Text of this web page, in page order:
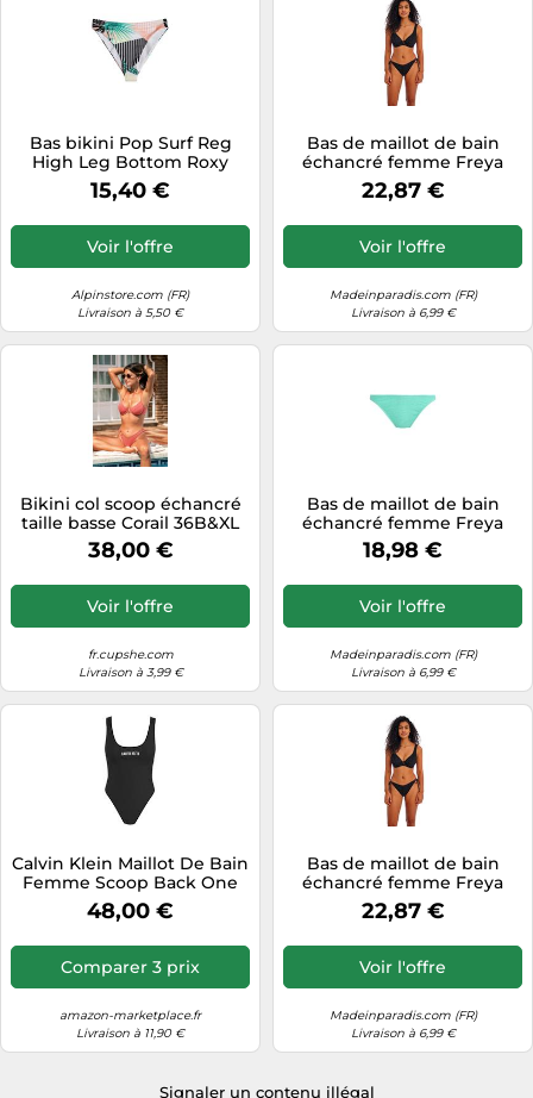
Bas bikini Pop Surf Reg
High Leg Bottom Roxy
(True Black Crazy Vic) XS
15,40 €
Voir l'offre
Alpinstore.com (FR)
Livraison à 5,50 €
Bas de maillot de bain
échancré femme Freya
Nomad Nights Noir XL
22,87 €
Voir l'offre
Madeinparadis.com (FR)
Livraison à 6,99 €
Bikini col scoop échancré
taille basse Corail 36B&XL
38,00 €
Voir l'offre
fr.cupshe.com
Livraison à 3,99 €
Bas de maillot de bain
échancré femme Freya
Ibiza Waves Bleu S
18,98 €
Voir l'offre
Madeinparadis.com (FR)
Livraison à 6,99 €
Calvin Klein Maillot De Bain
Femme Scoop Back One
Piece Modern, Noir (PVH
Black), XS
48,00 €
Comparer 3 prix
amazon-marketplace.fr
Livraison à 11,90 €
Bas de maillot de bain
échancré femme Freya
Nomad Nights Noir XS
22,87 €
Voir l'offre
Madeinparadis.com (FR)
Livraison à 6,99 €
Signaler un contenu illégal